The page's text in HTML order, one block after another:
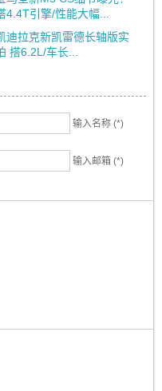
4.4T引擎/性能大幅...
迪拉克新凯雷德长轴版实
搭6.2L/车长...
输入名称 (*)
输入邮箱 (*)